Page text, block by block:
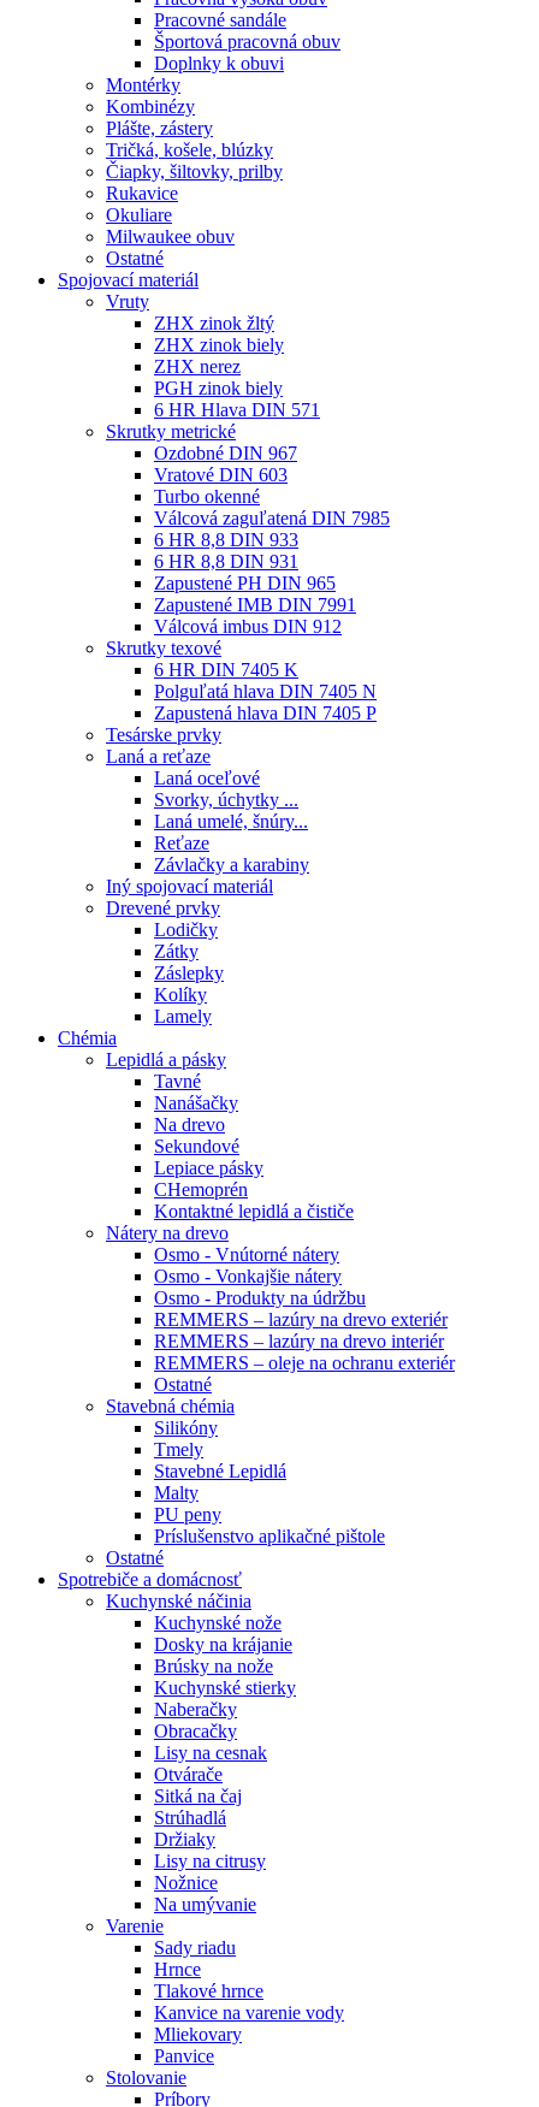
Pracovné sandále
Športová pracovná obuv
Doplnky k obuvi
Montérky
Kombinézy
Plášte, zástery
Tričká, košele, blúzky
Čiapky, šiltovky, prilby
Rukavice
Okuliare
Milwaukee obuv
Ostatné
Spojovacímateriál
Vruty
ZHX zinok žltý
ZHX zinok biely
ZHX nerez
PGH zinok biely
6 HR Hlava DIN 571
Skrutky metrické
Ozdobné DIN 967
Vratové DIN 603
Turbo okenné
Válcová zaguľatená DIN 7985
6 HR 8,8 DIN 933
6 HR 8,8 DIN 931
Zapustené PH DIN 965
Zapustené IMB DIN 7991
Válcová imbus DIN 912
Skrutky texové
6 HR DIN 7405 K
Polguľatá hlava DIN 7405 N
Zapustená hlava DIN 7405 P
Tesárske prvky
Laná a reťaze
Laná oceľové
Svorky, úchytky ...
Laná umelé, šnúry...
Reťaze
Závlačky a karabiny
Iný spojovací materiál
Drevené prvky
Lodičky
Zátky
Záslepky
Kolíky
Lamely
Chémia
Lepidlá a pásky
Tavné
Nanášačky
Na drevo
Sekundové
Lepiace pásky
CHemoprén
Kontaktné lepidlá a čističe
Nátery na drevo
Osmo - Vnútorné nátery
Osmo - Vonkajšie nátery
Osmo - Produkty na údržbu
REMMERS – lazúry na drevo exteriér
REMMERS – lazúry na drevo interiér
REMMERS – oleje na ochranu exteriér
Ostatné
Stavebná chémia
Silikóny
Tmely
Stavebné Lepidlá
Malty
PU peny
Príslušenstvo aplikačné pištole
Ostatné
Spotrebiče a domácnosť
Kuchynské náčinia
Kuchynské nože
Dosky na krájanie
Brúsky na nože
Kuchynské stierky
Naberačky
Obracačky
Lisy na cesnak
Otvárače
Sitká na čaj
Strúhadlá
Držiaky
Lisy na citrusy
Nožnice
Na umývanie
Varenie
Sady riadu
Hrnce
Tlakové hrnce
Kanvice na varenie vody
Mliekovary
Panvice
Stolovanie
Príbory